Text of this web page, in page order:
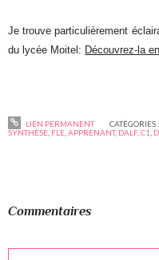
Je trouve particulièrement
du lycée Moitel: Découvrez-la
LIEN PERMANENT CATÉGORIES :
SYNTHÈSE FLE ,APPRENANT, DALF,C1
Commentaires